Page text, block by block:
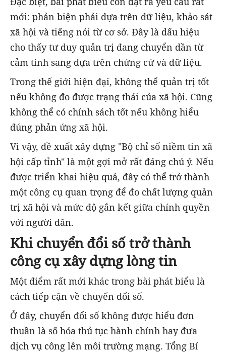
mới: phản biện phải dựa trên dữ liệu, khảo sát
xã hội và tiếng nói từ cơ sở. Đây là dấu hiệu
cho thấy tư duy quản trị đang chuyển dần từ
cảm tính sang dựa trên chứng cứ và dữ liệu.
Trong thế giới hiện đại, không thể quản trị tốt
nếu không đo được trạng thái của xã hội. Cũng
không thể có chính sách tốt nếu không hiểu
đúng phản ứng xã hội.
Vì vậy, đề xuất xây dựng "Bộ chỉ số niềm tin xã
hội cấp tỉnh" là một gợi mở rất đáng chú ý. Nếu
được triển khai hiệu quả, đây có thể trở thành
một công cụ quan trọng để đo chất lượng quản
trị xã hội và mức độ gắn kết giữa chính quyền
với người dân.
Khi chuyển đổi số trở thành
công cụ xây dựng lòng tin
Một điểm rất mới khác trong bài phát biểu là
cách tiếp cận về chuyển đổi số.
Ở đây, chuyển đổi số không được hiểu đơn
thuần là số hóa thủ tục hành chính hay đưa
dịch vụ công lên môi trường mạng. Tổng Bí